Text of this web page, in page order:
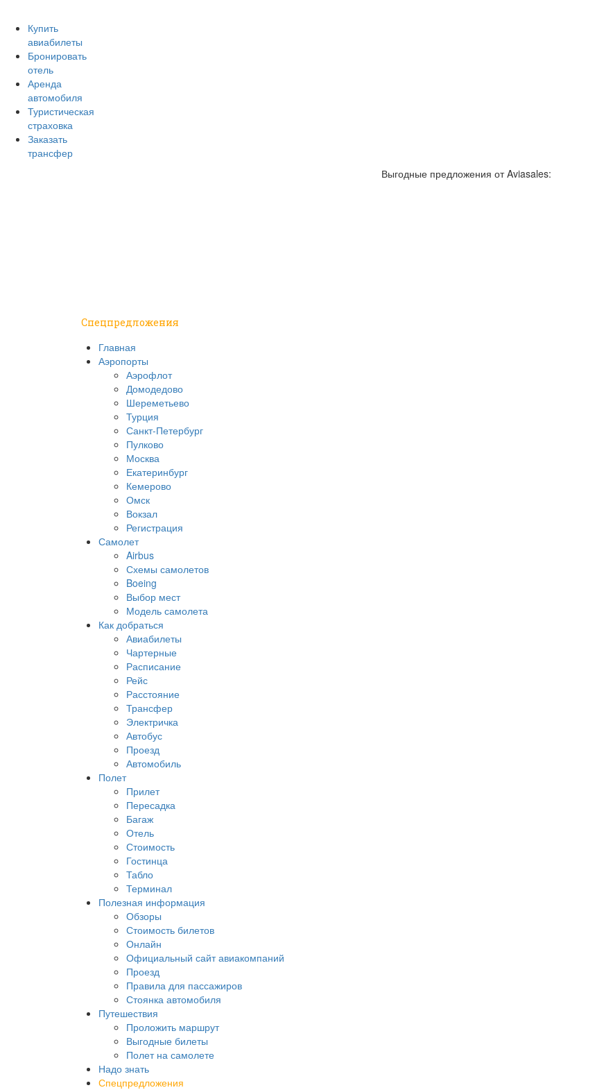
Купить
авиабилеты
Бронировать
отель
Аренда
автомобиля
Туристическая
страховка
Заказать
трансфер
Выгодные предложения от Aviasales:
Спецпредложения
Главная
Аэропорты
Аэрофлот
Домодедово
Шереметьево
Турция
Санкт-Петербург
Пулково
Москва
Екатеринбург
Кемерово
Омск
Вокзал
Регистрация
Самолет
Airbus
Схемы самолетов
Boeing
Выбор мест
Модель самолета
Как добраться
Авиабилеты
Чартерные
Расписание
Рейс
Расстояние
Трансфер
Электричка
Автобус
Проезд
Автомобиль
Полет
Прилет
Пересадка
Багаж
Отель
Стоимость
Гостинца
Табло
Терминал
Полезная информация
Обзоры
Стоимость билетов
Онлайн
Официальный сайт авиакомпаний
Проезд
Правила для пассажиров
Стоянка автомобиля
Путешествия
Проложить маршрут
Выгодные билеты
Полет на самолете
Надо знать
Спецпредложения